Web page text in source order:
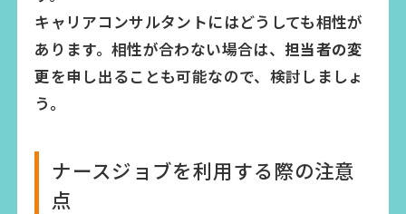
キャリアコンサルタントにはどうしても相性が
あります。相性が合わない場合は、 担当者の変
更を申し出ることも可能なので、検討しましょ
う。
ナースジョブを利用する際の注意
点